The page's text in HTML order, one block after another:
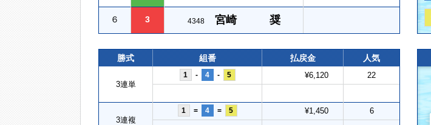
６ 3 4348 宮崎 奨
勝式 組番 払戻金 人気
3連単
1 - 4 - 5 ¥6,120 22
3連複
1 = 4 = 5 ¥1,450 6